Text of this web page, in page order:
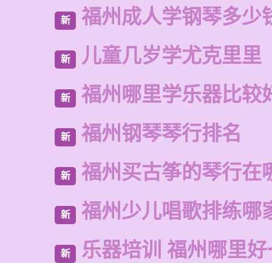
新 福州成人学钢琴多少
新 儿童几岁学尤克里里
新 福州哪里学乐器比较
新 福州钢琴琴行排名
新 福州买古筝的琴行在
新 福州少儿唱歌排练哪
新 乐器培训 福州哪里